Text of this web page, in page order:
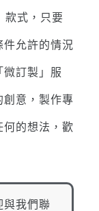
款式，只要
件允許的情況
微訂製」服
創意，製作專
何的想法，歡
與我們聯